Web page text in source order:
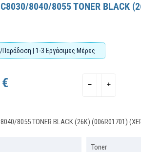
8040/8055 TONER BLACK
| 1-3 Εργάσιμες Μέρες
8055 TONER BLACK (26K) (006R01701)
Toner